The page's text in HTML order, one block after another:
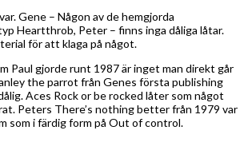
Gene – Någon av de hemgjorda
Heartthrob, Peter – finns inga dåliga låtar.
för att klaga på något.
Paul gjorde runt 1987 är inget man direkt går
the parrot från Genes första publishing
Aces Rock or be rocked låter som något
Peters There’s nothing better från 1979 var
som i färdig form på Out of control.